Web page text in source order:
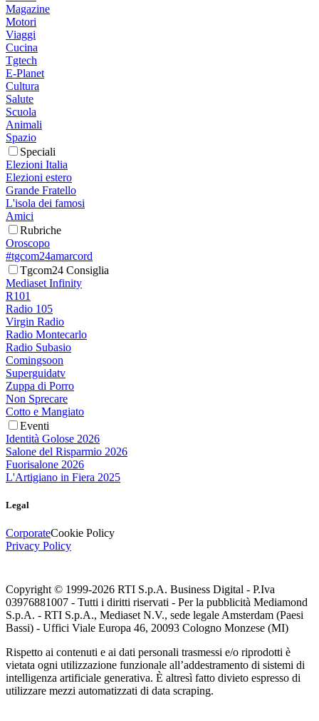
Magazine
Motori
Viaggi
Cucina
Tgtech
E-Planet
Cultura
Salute
Scuola
Animali
Spazio
Speciali
Elezioni Italia
Elezioni estero
Grande Fratello
L'isola dei famosi
Amici
Rubriche
Oroscopo
#tgcom24amarcord
Tgcom24 Consiglia
Mediaset Infinity
R101
Radio 105
Virgin Radio
Radio Montecarlo
Radio Subasio
Comingsoon
Superguidatv
Zuppa di Porro
Non Sprecare
Cotto e Mangiato
Eventi
Identità Golose 2026
Salone del Risparmio 2026
Fuorisalone 2026
L'Artigiano in Fiera 2025
Legal
CorporateCookie Policy
Privacy Policy
Copyright © 1999-2026 RTI S.p.A. Business Digital - P.Iva
03976881007 - Tutti i diritti riservati - Per la pubblicità Mediamond
S.p.A. - RTI S.p.A., Mediaset N.V., sede legale Amsterdam (Paesi
Bassi) - Uffici Viale Europa 46, 20093 Cologno Monzese (MI)
Rispetto ai contenuti e ai dati personali trasmessi e/o riprodotti è
vietata ogni utilizzazione funzionale all’addestramento di sistemi di
intelligenza artificiale generativa. È altresì fatto divieto espresso di
utilizzare mezzi automatizzati di data scraping.